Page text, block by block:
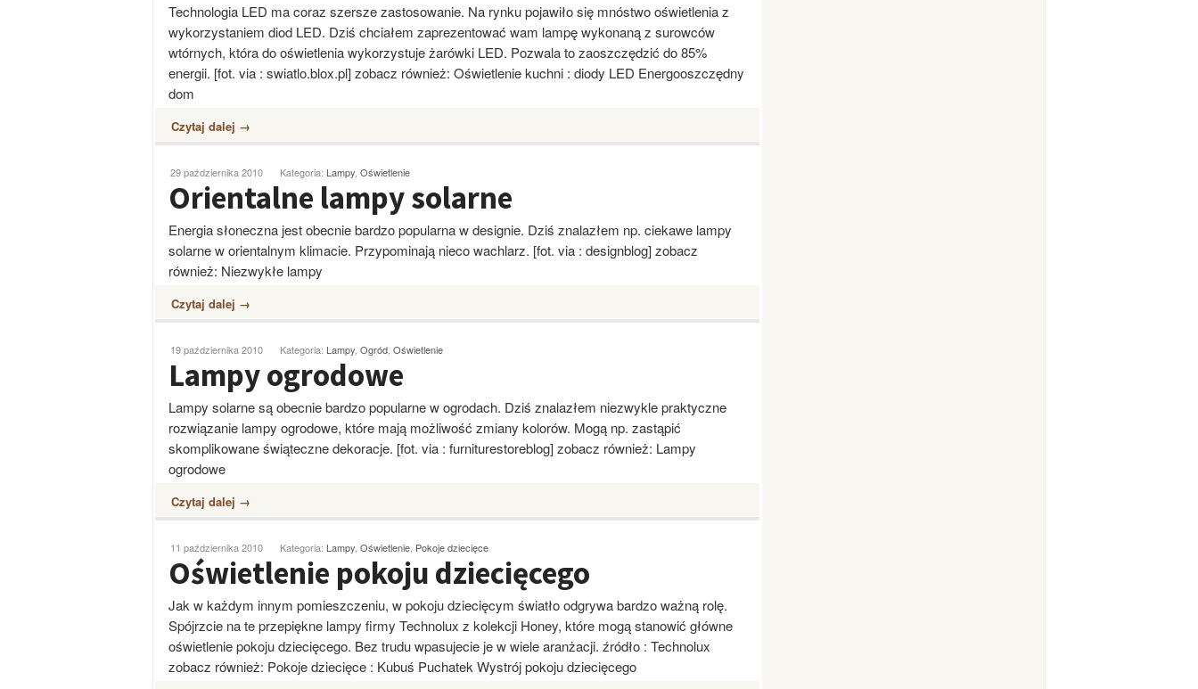
Technologia LED ma coraz szersze zastosowanie. Na rynku pojawiło się mnóstwo oświetlenia z
wykorzystaniem diod LED. Dziś chciałem zaprezentować wam lampę wykonaną z surowców
wtórnych, która do oświetlenia wykorzystuje żarówki LED. Pozwala to zaoszczędzić do 85%
energii. [fot. via : swiatlo.blox.pl] zobacz również: Oświetlenie kuchni : diody LED Energooszczędny
dom
Czytaj dalej →
29 października 2010 Kategoria: Lampy Oświetlenie
Orientalne lampy solarne
Energia słoneczna jest obecnie bardzo popularna w designie. Dziś znalazłem np. ciekawe lampy
solarne w orientalnym klimacie. Przypominają nieco wachlarz. [fot. via : designblog] zobacz
również: Niezwykłe lampy
Czytaj dalej →
19 października 2010 Kategoria: Lampy Ogród Oświetlenie
Lampy ogrodowe
Lampy solarne są obecnie bardzo popularne w ogrodach. Dziś znalazłem niezwykle praktyczne
rozwiązanie lampy ogrodowe, które mają możliwość zmiany kolorów. Mogą np. zastąpić
skomplikowane świąteczne dekoracje. [fot. via : furniturestoreblog] zobacz również: Lampy
ogrodowe
Czytaj dalej →
11 października 2010 Kategoria: Lampy Oświetlenie Pokoje dziecięce
Oświetlenie pokoju dziecięcego
Jak w każdym innym pomieszczeniu, w pokoju dziecięcym światło odgrywa bardzo ważną rolę.
Spójrzcie na te przepiękne lampy firmy Technolux z kolekcji Honey, które mogą stanowić główne
oświetlenie pokoju dziecięcego. Bez trudu wpasujecie je w wiele aranżacji. źródło : Technolux
zobacz również: Pokoje dziecięce : Kubuś Puchatek Wystrój pokoju dziecięcego